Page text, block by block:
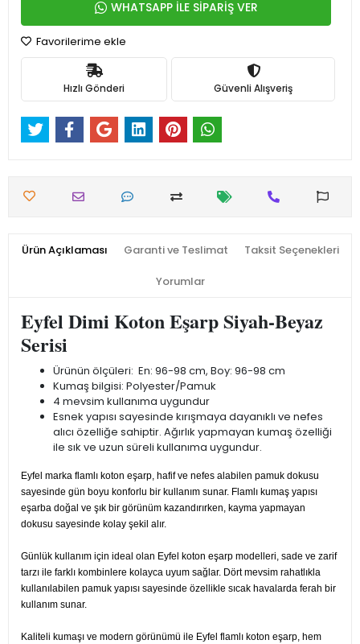
WHATSAPP İLE SİPARİŞ VER
Favorilerime ekle
Hızlı Gönderi Güvenli Alışveriş
Ürün Açıklaması Garanti ve Teslimat Taksit Seçenekleri
Yorumlar
Eyfel Dimi Koton Eşarp Siyah-Beyaz
Serisi
Ürünün ölçüleri: En: 96-98 cm, Boy: 96-98 cm
Kumaş bilgisi: Polyester/Pamuk
4 mevsim kullanıma uygundur
Esnek yapısı sayesinde kırışmaya dayanıklı ve nefes
alıcı özelliğe sahiptir. Ağırlık yapmayan kumaş özelliği
ile sık ve uzun süreli kullanıma uygundur.
Eyfel marka flamlı koton eşarp, hafif ve nefes alabilen pamuk dokusu
sayesinde gün boyu konforlu bir kullanım sunar. Flamlı kumaş yapısı
eşarba doğal ve şık bir görünüm kazandırırken, kayma yapmayan
dokusu sayesinde kolay şekil alır.
Günlük kullanım için ideal olan Eyfel koton eşarp modelleri, sade ve zarif
tarzı ile farklı kombinlere kolayca uyum sağlar. Dört mevsim rahatlıkla
kullanılabilen pamuk yapısı sayesinde özellikle sıcak havalarda ferah bir
kullanım sunar.
Kaliteli kumaşı ve modern görünümü ile Eyfel flamlı koton eşarp, hem